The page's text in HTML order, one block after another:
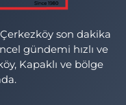
son dakika
gündemi hızlı ve
Kapaklı ve bölge